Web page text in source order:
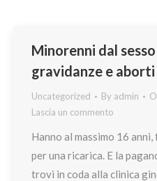
Minorenni dal
gravidanze e aborti
Uncategorized By admin
Lascia un commento
Hanno al massimo 16
per una ricarica. E la
trovi in coda alla clinica